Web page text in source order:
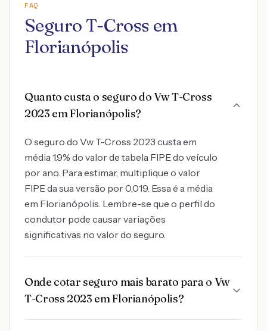
FAQ
Seguro T-Cross em
Florianópolis
Quanto custa o seguro do Vw T-Cross
2023 em Florianópolis?
O seguro do Vw T-Cross 2023 custa em
média 1.9% do valor de tabela FIPE do veículo
por ano. Para estimar, multiplique o valor
FIPE da sua versão por 0,019. Essa é a média
em Florianópolis. Lembre-se que o perfil do
condutor pode causar variações
significativas no valor do seguro.
Onde cotar seguro mais barato para o Vw
T-Cross 2023 em Florianópolis?